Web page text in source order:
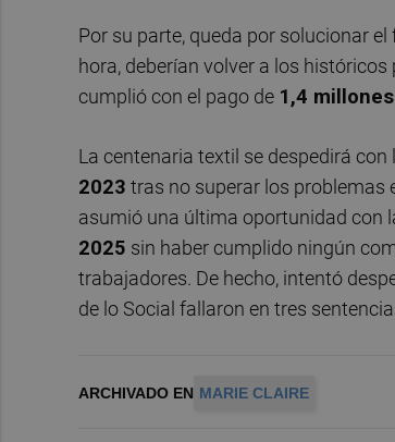
Por su parte, queda por solucionar el
hora, deberían volver a los
cumplió con el pago de 1,4
La centenaria textil se despedirá con
2023 tras no superar los problemas
asumió una última oportunidad con
2025 sin haber cumplido ningún
trabajadores. De hecho, intentó
de lo Social fallaron en tres
ARCHIVADO EN MARIE CLAIRE